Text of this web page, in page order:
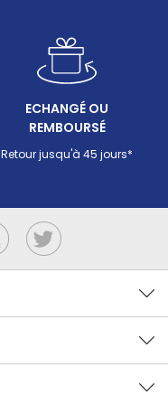
ECHANGÉ OU
REMBOURSÉ
Retour jusqu'à 45 jours*